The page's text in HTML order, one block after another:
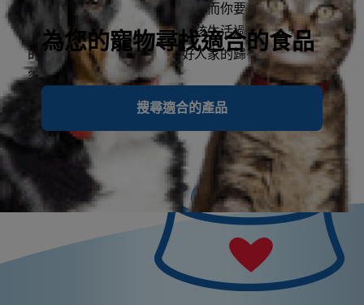
為您的寵物尋找適合的食品
搜尋適合的產品
果家中已有好幾隻貓咪與狗狗，而你要帶新貓咪回家領
養，請選擇以前曾經跟其他毛孩生活過的貓咪。無論牠
的背景為何，所有的貓咪去好人家的歸宿，一定比在收
容所過得快樂。